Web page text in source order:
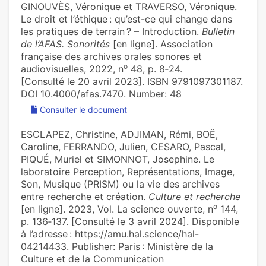
GINOUVÈS, Véronique et TRAVERSO, Véronique.
Le droit et l’éthique : qu’est-ce qui change dans
les pratiques de terrain ? – Introduction. Bulletin
de l’AFAS. Sonorités [en ligne]. Association
française des archives orales sonores et
audiovisuelles, 2022, no 48, p. 8‑24.
[Consulté le 20 avril 2023]. ISBN 9791097301187.
DOI 10.4000/afas.7470. Number: 48
Consulter le document
ESCLAPEZ, Christine, ADJIMAN, Rémi, BOË,
Caroline, FERRANDO, Julien, CESARO, Pascal,
PIQUÉ, Muriel et SIMONNOT, Josephine. Le
laboratoire Perception, Représentations, Image,
Son, Musique (PRISM) ou la vie des archives
entre recherche et création. Culture et recherche
[en ligne]. 2023, Vol. La science ouverte, no 144,
p. 136‑137. [Consulté le 3 avril 2024]. Disponible
à l’adresse : https://amu.hal.science/hal-
04214433. Publisher: Paris : Ministère de la
Culture et de la Communication